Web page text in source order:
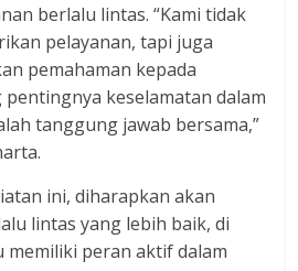
berlalu lintas. “Kami tidak
pelayanan, tapi juga
pemahaman kepada
keselamatan dalam
tanggung jawab bersama,”
ini, diharapkan akan
lintas yang lebih baik, di
memiliki peran aktif dalam